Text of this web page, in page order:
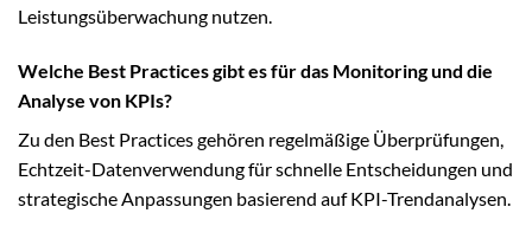
Leistungsüberwachung nutzen.
Welche Best Practices gibt es für das Monitoring und die
Analyse von KPIs?
Zu den Best Practices gehören regelmäßige Überprüfungen,
Echtzeit-Datenverwendung für schnelle Entscheidungen und
strategische Anpassungen basierend auf KPI-Trendanalysen.